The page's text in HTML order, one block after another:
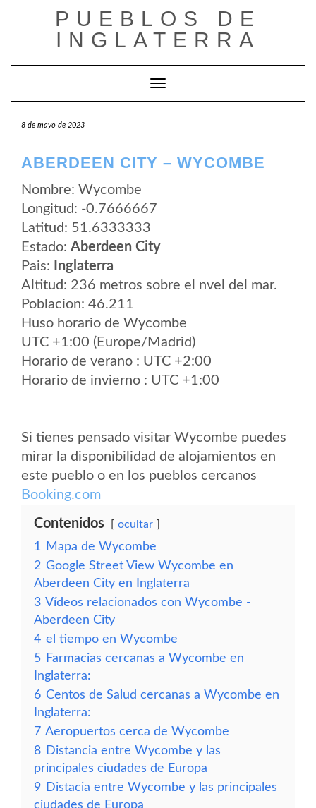
PUEBLOS DE
INGLATERRA
Cambiar modo de navegación
8 de mayo de 2023
ABERDEEN CITY – WYCOMBE
Nombre: Wycombe
Longitud: -0.7666667
Latitud: 51.6333333
Estado: Aberdeen City
Pais:
Inglaterra
Altitud: 236 metros sobre el nvel del mar.
Poblacion: 46.211
Huso horario de Wycombe
UTC +1:00 (Europe/Madrid)
Horario de verano : UTC +2:00
Horario de invierno : UTC +1:00
Si tienes pensado visitar Wycombe puedes
mirar la disponibilidad de alojamientos en
este pueblo o en los pueblos cercanos
Booking.com
Contenidos ocultar
1
Mapa de Wycombe
2 Google Street View Wycombe en
Aberdeen City en Inglaterra
3 Vídeos relacionados con Wycombe -
Aberdeen City
4 el tiempo en Wycombe
5 Farmacias cercanas a Wycombe en
Inglaterra:
6 Centos de Salud cercanas a Wycombe en
Inglaterra:
7 Aeropuertos cerca de Wycombe
8 Distancia entre Wycombe y las
principales ciudades de Europa
9 Distacia entre Wycombe y las principales
ciudades de Europa